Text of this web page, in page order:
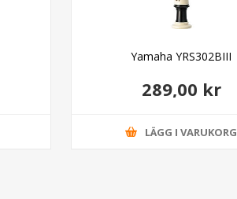
Yamaha YRS302BIII
289,00 kr
LÄGG I VARUKORG